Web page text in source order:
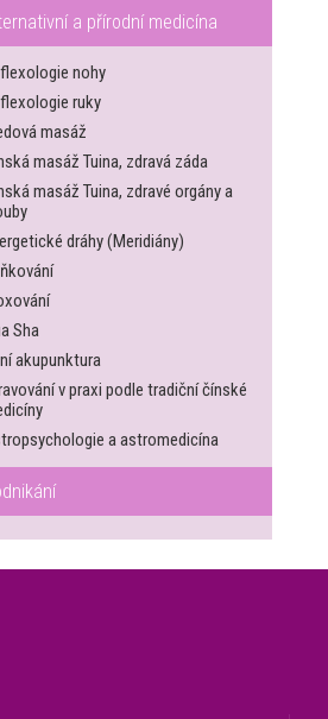
a přírodní medicína
nohy
ruky
masáž
masáž Tuina, zdravá záda
masáž Tuina, zdravé orgány a
dráhy (Meridiány)
Sha
akupunktura
v praxi podle tradiční čínské
a astromedicína